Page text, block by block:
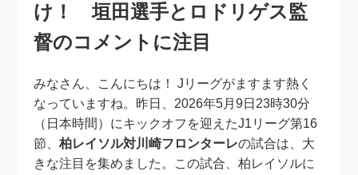
け！ 垣田選手とロドリゲス監
督のコメントに注目
みなさん、こんにちは！ Jリーグがますます熱く
なっていますね。昨日、2026年5月9日23時30分
（日本時間）にキックオフを迎えたJ1リーグ第16
節、柏レイソル対川崎フロンターレの試合は、大
きな注目を集めました。この試合、柏レイソルに